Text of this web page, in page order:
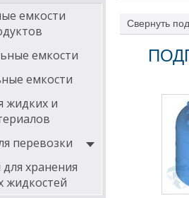
емкости
емкости
емкости
жидких и
перевозки
хранения
жидкостей
Данные
от
Свернуть